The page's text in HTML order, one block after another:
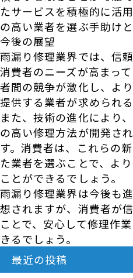
たサービスを積極的に活
の高い業者を選ぶ手助けと
今後の展望
雨漏り修理業界では、信
消費者のニーズが高まっ
者間の競争が激化し、よ
提供する業者が求められる
また、技術の進化により
の高い修理方法が開発さ
す。消費者は、これらの
た業者を選ぶことで、よ
ことができるでしょう。
雨漏り修理業界は今後も
想されますが、消費者が
ことで、安心して修理作
きるでしょう。
最近の投稿